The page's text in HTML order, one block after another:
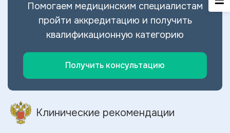
Помогаем медицинским специалистам
пройти аккредитацию и получить
квалификационную категорию
Получить консультацию
Клинические рекомендации